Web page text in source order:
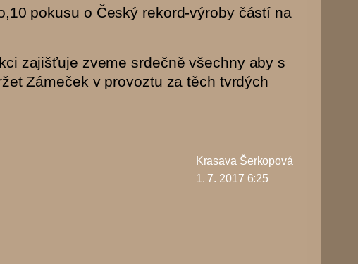
pokusu o Český rekord-výroby částí na
zajišťuje zveme srdečně všechny aby s
Zámeček v provoztu za těch tvrdých
Krasava Šerkopová
1. 7. 2017 6:25